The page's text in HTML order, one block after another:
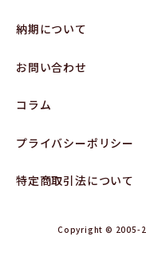
納期について
お問い合わせ
コラム
プライバシーポリシー
特定商取引法について
Copyright © 2005-